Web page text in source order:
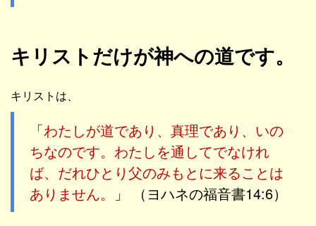
キリストだけが神への道です。
キリストは、
「わたしが道であり、真理であり、いの
ちなのです。わたしを通してでなけれ
ば、だれひとり父のみもとに来ることは
ありません。
」 （ヨハネの福音書14:6）